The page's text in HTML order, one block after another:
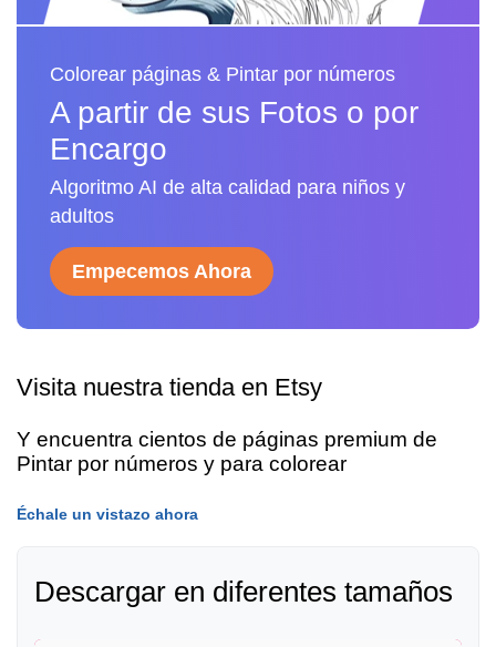
Colorear páginas & Pintar por números
A partir de sus Fotos o por
Encargo
Algoritmo AI de alta calidad para niños y
adultos
Empecemos Ahora
Visita nuestra tienda en Etsy
Y encuentra cientos de páginas premium de
Pintar por números y para colorear
Échale un vistazo ahora
Descargar en diferentes tamaños